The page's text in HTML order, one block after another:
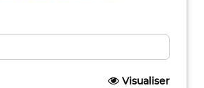
Visualiser